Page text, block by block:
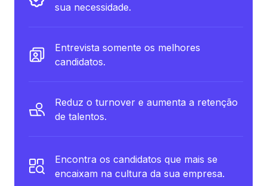
sua necessidade.
Entrevista somente os melhores
candidatos.
Reduz o turnover e aumenta a retenção
de talentos.
Encontra os candidatos que mais se
encaixam na cultura da sua empresa.